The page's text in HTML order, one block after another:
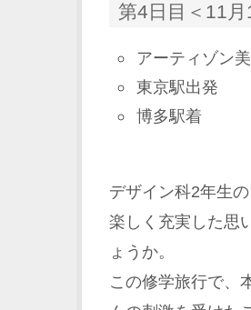
第4日目＜11月
アーティゾン
東京駅出発
博多駅着
デザイン科2年生
楽しく充実した思
ょうか。
この修学旅行で、